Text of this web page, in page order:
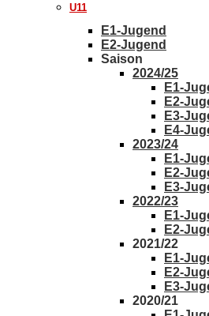
U11
E1-Jugend
E2-Jugend
Saison
2024/25
E1-
E2-
E3-
E4-
2023/24
E1-
E2-
E3-
2022/23
E1-
E2-
2021/22
E1-
E2-
E3-
2020/21